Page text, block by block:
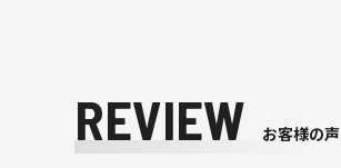
REVIEW お客様の声